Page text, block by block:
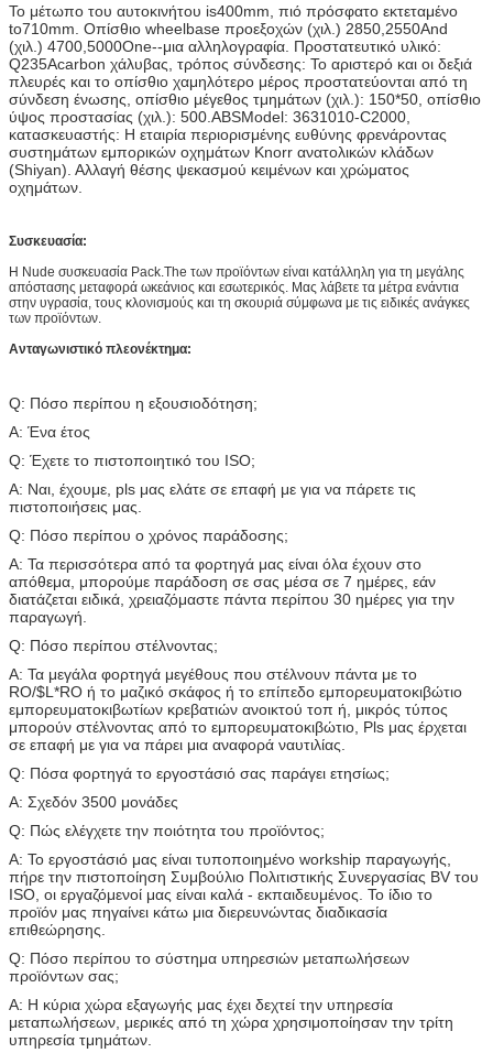
Το μέτωπο του αυτοκινήτου is400mm, πιό πρόσφατο εκτεταμένο
to710mm. Οπίσθιο wheelbase προεξοχών (χιλ.) 2850,2550And
(χιλ.) 4700,5000One--μια αλληλογραφία. Προστατευτικό υλικό:
Q235Acarbon χάλυβας, τρόπος σύνδεσης: Το αριστερό και οι δεξιά
πλευρές και το οπίσθιο χαμηλότερο μέρος προστατεύονται από τη
σύνδεση ένωσης, οπίσθιο μέγεθος τμημάτων (χιλ.): 150*50, οπίσθιο
ύψος προστασίας (χιλ.): 500.ABSModel: 3631010-C2000,
κατασκευαστής: Η εταιρία περιορισμένης ευθύνης φρενάροντας
συστημάτων εμπορικών οχημάτων Knorr ανατολικών κλάδων
(Shiyan). Αλλαγή θέσης ψεκασμού κειμένων και χρώματος
οχημάτων.
Συσκευασία:
Η Nude συσκευασία Pack.The των προϊόντων είναι κατάλληλη για τη μεγάλης
απόστασης μεταφορά ωκεάνιος και εσωτερικός. Μας λάβετε τα μέτρα ενάντια
στην υγρασία, τους κλονισμούς και τη σκουριά σύμφωνα με τις ειδικές ανάγκες
των προϊόντων.
Ανταγωνιστικό πλεονέκτημα:
Q: Πόσο περίπου η εξουσιοδότηση;
Α: Ένα έτος
Q: Έχετε το πιστοποιητικό του ISO;
Α: Ναι, έχουμε, pls μας ελάτε σε επαφή με για να πάρετε τις
πιστοποιήσεις μας.
Q: Πόσο περίπου ο χρόνος παράδοσης;
Α: Τα περισσότερα από τα φορτηγά μας είναι όλα έχουν στο
απόθεμα, μπορούμε παράδοση σε σας μέσα σε 7 ημέρες, εάν
διατάζεται ειδικά, χρειαζόμαστε πάντα περίπου 30 ημέρες για την
παραγωγή.
Q: Πόσο περίπου στέλνοντας;
Α: Τα μεγάλα φορτηγά μεγέθους που στέλνουν πάντα με το
RO/$L*RO ή το μαζικό σκάφος ή το επίπεδο εμπορευματοκιβώτιο
εμπορευματοκιβωτίων κρεβατιών ανοικτού τοπ ή, μικρός τύπος
μπορούν στέλνοντας από το εμπορευματοκιβώτιο, Pls μας έρχεται
σε επαφή με για να πάρει μια αναφορά ναυτιλίας.
Q: Πόσα φορτηγά το εργοστάσιό σας παράγει ετησίως;
Α: Σχεδόν 3500 μονάδες
Q: Πώς ελέγχετε την ποιότητα του προϊόντος;
Α: Το εργοστάσιό μας είναι τυποποιημένο workship παραγωγής,
πήρε την πιστοποίηση Συμβούλιο Πολιτιστικής Συνεργασίας BV του
ISO, οι εργαζόμενοί μας είναι καλά - εκπαιδευμένος. Το ίδιο το
προϊόν μας πηγαίνει κάτω μια διερευνώντας διαδικασία
επιθεώρησης.
Q: Πόσο περίπου το σύστημα υπηρεσιών μεταπωλήσεων
προϊόντων σας;
Α: Η κύρια χώρα εξαγωγής μας έχει δεχτεί την υπηρεσία
μεταπωλήσεων, μερικές από τη χώρα χρησιμοποίησαν την τρίτη
υπηρεσία τμημάτων.